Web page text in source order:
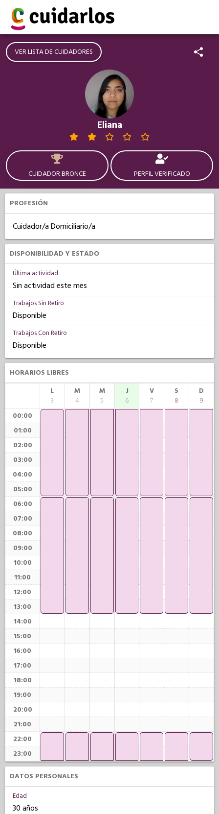
VER LISTA DE CUIDADORES
Eliana
CUIDADOR BRONCE PERFIL VERIFICADO
PROFESIÓN
Cuidador/a Domiciliario/a
DISPONIBILIDAD Y ESTADO
Última actividad
Sin actividad este mes
Trabajos Sin Retiro
Disponible
Trabajos Con Retiro
Disponible
HORARIOS LIBRES
L
3
M
4
M
5
J
6
V
7
S
8
D
9
00:00
01:00
02:00
03:00
04:00
05:00
06:00
07:00
08:00
09:00
10:00
11:00
12:00
13:00
14:00
15:00
16:00
17:00
18:00
19:00
20:00
21:00
22:00
23:00
DATOS PERSONALES
Edad
30 años